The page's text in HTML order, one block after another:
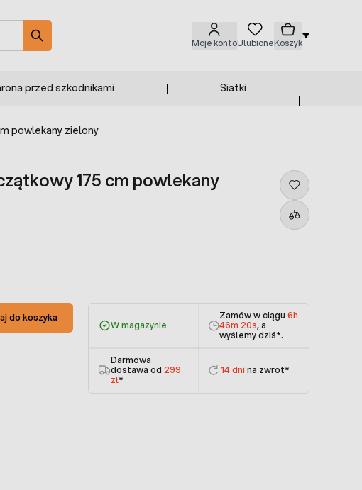
Moje kontoUlubioneKoszyk
przed szkodnikami Siatki
powlekany zielony
175 cm powlekany
do koszyka
W magazynie
Zamów w ciągu 6h
46m 20s, a
wyślemy dziś*.
Darmowa
dostawa od 299
zł*
14 dni na zwrot*